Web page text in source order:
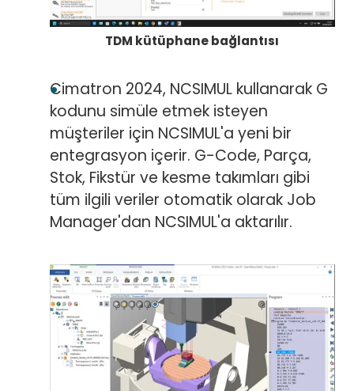
TDM kütüphane bağlantısı
Cimatron 2024, NCSIMUL kullanarak G
kodunu simüle etmek isteyen
müşteriler için NCSIMUL'a yeni bir
entegrasyon içerir. G-Code, Parça,
Stok, Fikstür ve kesme takımları gibi
tüm ilgili veriler otomatik olarak Job
Manager'dan NCSIMUL'a aktarılır.